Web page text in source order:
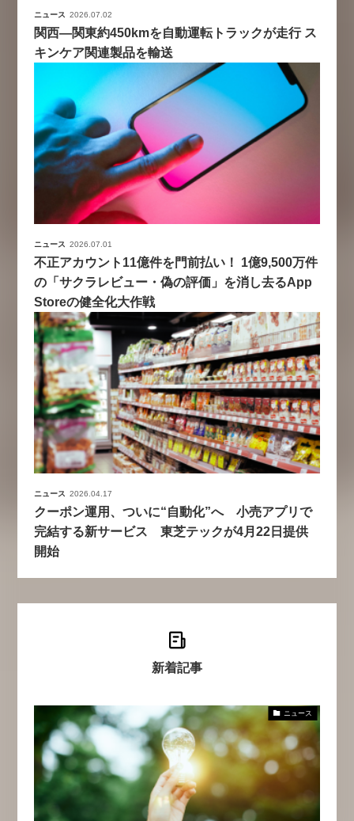
ニュース 2026.07.02
関西―関東約450kmを自動運転トラックが走行 ス
キンケア関連製品を輸送
ニュース 2026.07.01
不正アカウント11億件を門前払い！ 1億9,500万件
の「サクラレビュー・偽の評価」を消し去るApp
Storeの健全化大作戦
ニュース 2026.04.17
クーポン運用、ついに“自動化”へ 小売アプリで
完結する新サービス 東芝テックが4月22日提供
開始
新着記事
ニュース